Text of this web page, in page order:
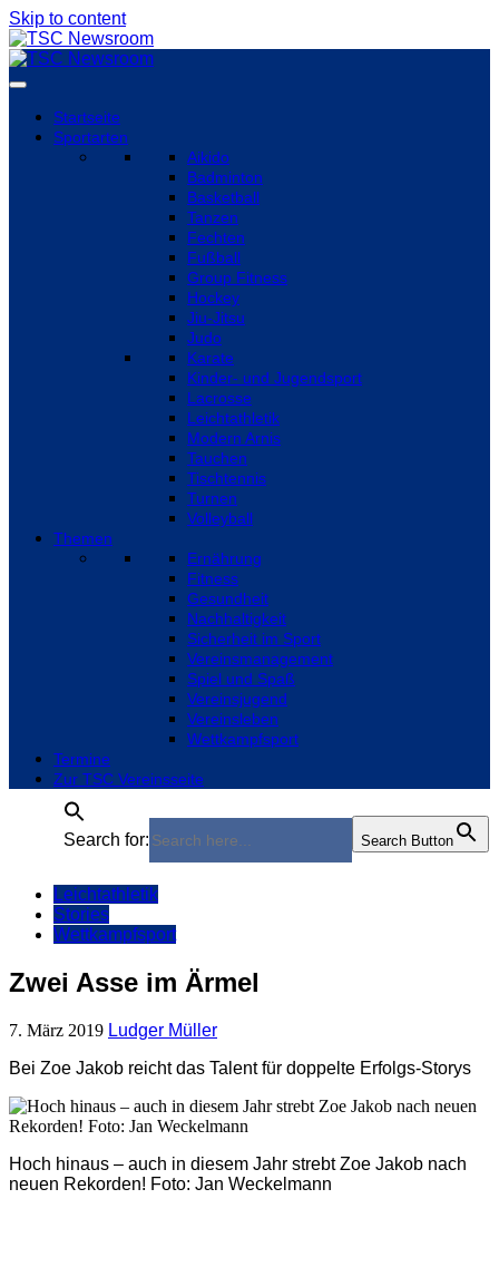
Skip to content
Startseite
Sportarten
Aikido
Badminton
Basketball
Tanzen
Fechten
Fußball
Group Fitness
Hockey
Jiu-Jitsu
Judo
Karate
Kinder- und Jugendsport
Lacrosse
Leichtathletik
Modern Arnis
Tauchen
Tischtennis
Turnen
Volleyball
Themen
Ernährung
Fitness
Gesundheit
Nachhaltigkeit
Sicherheit im Sport
Vereinsmanagement
Spiel und Spaß
Vereinsjugend
Vereinsleben
Wettkampfsport
Termine
Zur TSC Vereinsseite
Search for: Search Button
Leichtathletik
Stories
Wettkampfsport
Zwei Asse im Ärmel
7. März 2019 Ludger Müller
Bei Zoe Jakob reicht das Talent für doppelte Erfolgs-Storys
Hoch hinaus – auch in diesem Jahr strebt Zoe Jakob nach
neuen Rekorden! Foto: Jan Weckelmann